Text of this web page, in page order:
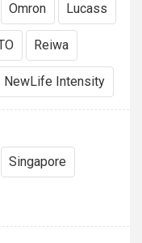
TẠO
oxy là 93%
máy trợ thở 7F-
bên ngoài sau đó
Omron Lucass
Reiwa
NewLife Intensity
Singapore